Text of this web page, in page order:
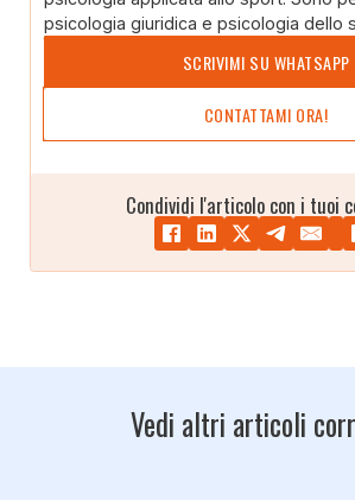
psicologia giuridica e psicologia dello
SCRIVIMI SU WHATSAPP
CONTATTAMI ORA!
Condividi l'articolo con i tuoi
Vedi altri articoli